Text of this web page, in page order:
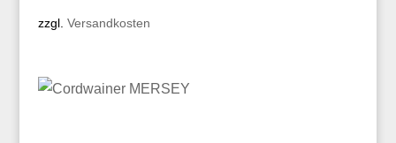
zzgl. Versandkosten